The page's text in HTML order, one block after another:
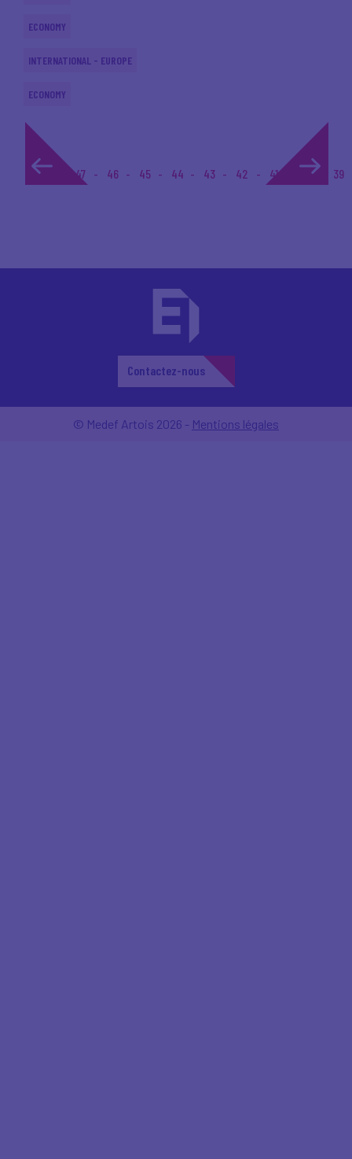
ECONOMY
INTERNATIONAL - EUROPE
ECONOMY
1... 47 46 45 44 43 42 41 40 39
Contactez-nous
© Medef Artois 2026 - Mentions légales